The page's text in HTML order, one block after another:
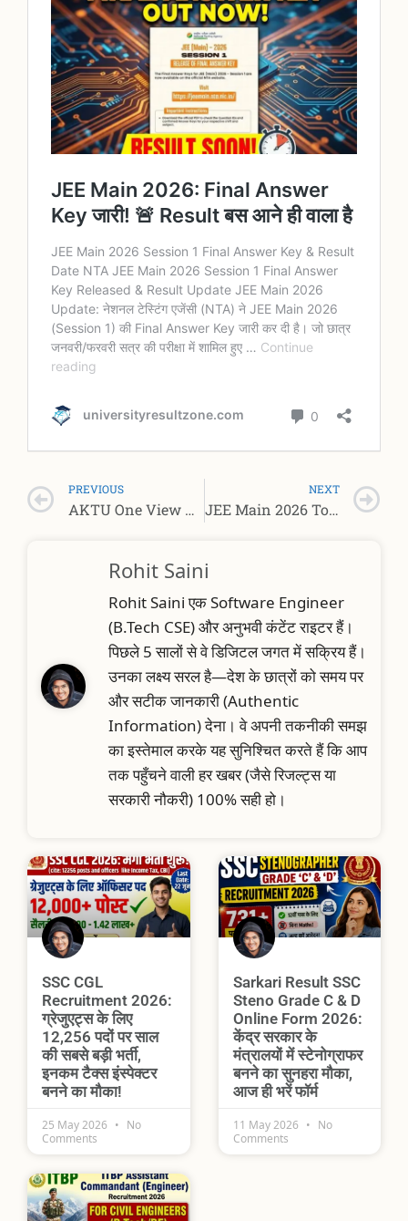
PREVIOUS
AKTU One View Result 2026 Declared (Direct Link) – B.Tech & MBA Marksheet
NEXT
JEE Main 2026 Toppers List: 12 छात्रों ने हासिल किए 100 Percentile!, राजस्थान ने मारी बाजी, यहां देखें पूरी लिस्ट
Rohit Saini
Rohit Saini एक Software Engineer
(B.Tech CSE) और अनुभवी कंटेंट राइटर हैं।
पिछले 5 सालों से वे डिजिटल जगत में सक्रिय हैं।
उनका लक्ष्य सरल है—देश के छात्रों को समय पर
और सटीक जानकारी (Authentic
Information) देना। वे अपनी तकनीकी समझ
का इस्तेमाल करके यह सुनिश्चित करते हैं कि आप
तक पहुँचने वाली हर खबर (जैसे रिजल्ट्स या
सरकारी नौकरी) 100% सही हो।
SSC CGL
Recruitment 2026:
ग्रेजुएट्स के लिए
12,256 पदों पर साल
की सबसे बड़ी भर्ती,
इनकम टैक्स इंस्पेक्टर
बनने का मौका!
25 May 2026
No
Comments
Sarkari Result SSC
Steno Grade C & D
Online Form 2026:
केंद्र सरकार के
मंत्रालयों में स्टेनोग्राफर
बनने का सुनहरा मौका,
आज ही भरें फॉर्म
11 May 2026
No
Comments